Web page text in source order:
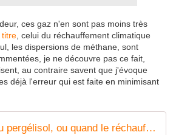
ces gaz n'en sont pas moins très
titre , celui du réchauffement climatique
les dispersions de méthane, sont
je ne découvre pas ce fait,
au contraire savent que j'évoque
déjà l'erreur qui est faite en minimisant
Arctique, fonte du pergélisol, ou quand le réchauffement accélère le réchauffement. - djexreveur Daniel JAGLINE